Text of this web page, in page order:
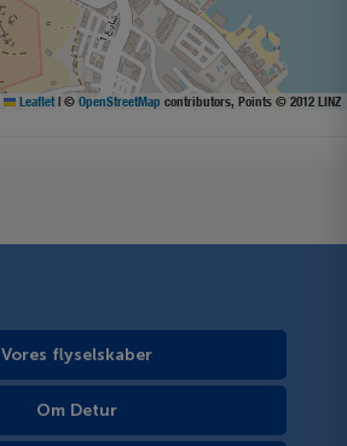
Leaflet | © OpenStreetMap contributors, Points © 2012 LINZ
Vores flyselskaber
Om Detur